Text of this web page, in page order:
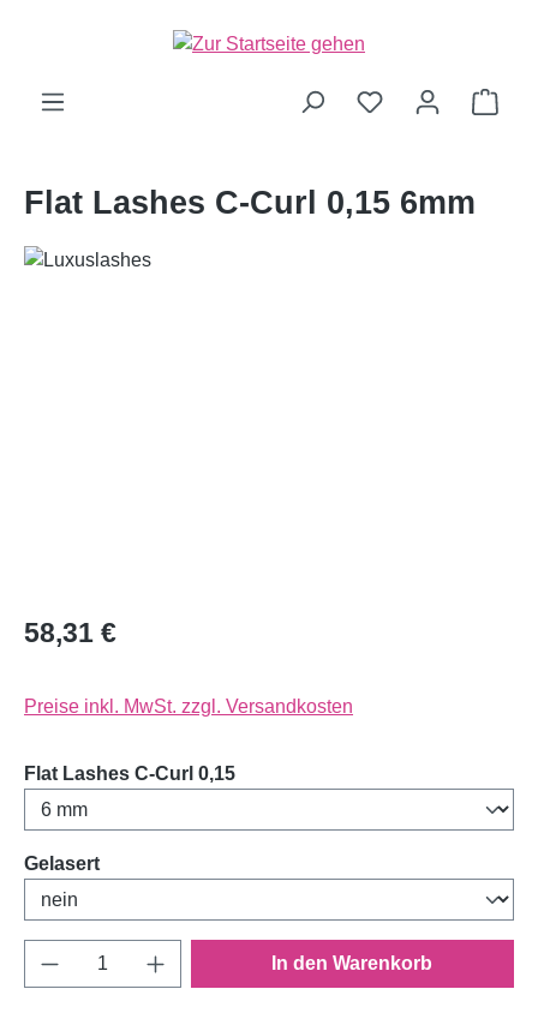
Flat Lashes C-Curl 0,15 6mm
58,31 €
Preise inkl. MwSt. zzgl. Versandkosten
Flat Lashes C-Curl 0,15auswählen
Gelasertauswählen
Produkt Anzahl: Gib den gewünschten
In den Warenkorb